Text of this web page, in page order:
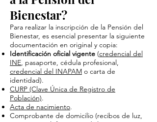
Bienestar?
Para realizar la inscripción de la Pensión del
Bienestar, es esencial presentar la siguiente
documentación en original y copia:
Identificación oficial vigente (credencial del
INE, pasaporte, cédula profesional,
credencial del INAPAM o carta de
identidad).
CURP (Clave Única de Registro de
Población).
Acta de nacimiento.
Comprobante de domicilio (recibos de luz,